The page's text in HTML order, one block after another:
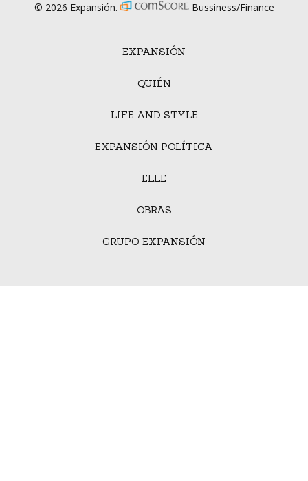
EXPANSIÓN
QUIÉN
LIFE AND STYLE
EXPANSIÓN POLÍTICA
ELLE
OBRAS
GRUPO EXPANSIÓN
© 2026 Expansión. Bussiness/Finance